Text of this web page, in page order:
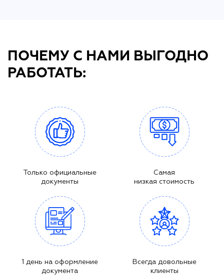
ПОЧЕМУ С НАМИ ВЫГОДНО
РАБОТАТЬ:
Только официальные
документы
Самая
низкая стоимость
1 день на оформление
документа
Всегда довольные
клиенты